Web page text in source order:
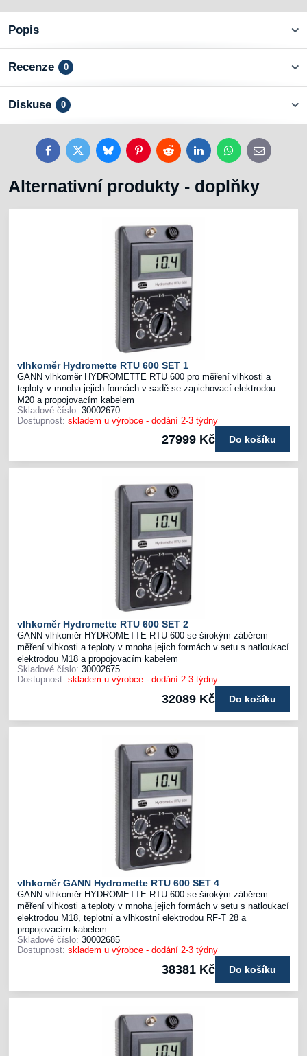
Popis
Recenze 0
Diskuse 0
FacebookTwitterBlueskyPinterestRedditLinkedInWhatsApp
E-
mail
Alternativní produkty - doplňky
vlhkoměr Hydromette RTU 600 SET 1
GANN vlhkoměr HYDROMETTE RTU 600 pro měření vlhkosti a
teploty v mnoha jejich formách v sadě se zapichovací elektrodou
M20 a propojovacím kabelem
Skladové číslo: 30002670
Dostupnost: skladem u výrobce - dodání 2-3 týdny
27999 Kč Do košíku
vlhkoměr Hydromette RTU 600 SET 2
GANN vlhkoměr HYDROMETTE RTU 600 se širokým záběrem
měření vlhkosti a teploty v mnoha jejich formách v setu s natloukací
elektrodou M18 a propojovacím kabelem
Skladové číslo: 30002675
Dostupnost: skladem u výrobce - dodání 2-3 týdny
32089 Kč Do košíku
vlhkoměr GANN Hydromette RTU 600 SET 4
GANN vlhkoměr HYDROMETTE RTU 600 se širokým záběrem
měření vlhkosti a teploty v mnoha jejich formách v setu s natloukací
elektrodou M18, teplotní a vlhkostní elektrodou RF-T 28 a
propojovacím kabelem
Skladové číslo: 30002685
Dostupnost: skladem u výrobce - dodání 2-3 týdny
38381 Kč Do košíku